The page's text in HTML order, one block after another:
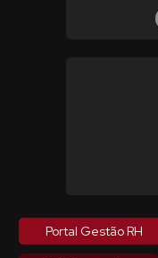
Portal Gestão RH